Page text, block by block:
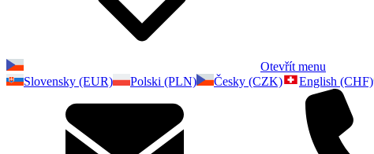
Otevřít menu
Slovensky (EUR)
Polski (PLN) Česky (CZK) English (CHF)